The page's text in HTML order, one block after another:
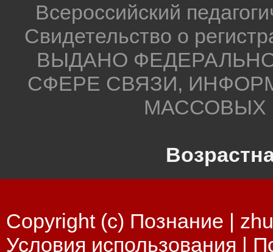
Всероссийский
Свидетельство о
ВЫДАНО
СФЕРЕ СВЯЗИ,
МАССОВЫХ
Copyright (c) Познание |
Условия использования |